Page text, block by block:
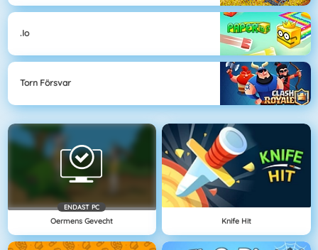
.io
Torn Försvar
ENDAST PC
Oermens Gevecht Knife Hit